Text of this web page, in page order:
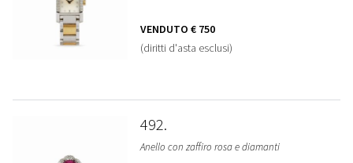
VENDUTO € 750
(diritti d'asta esclusi)
492
Anello con zaffiro rosa e diamanti